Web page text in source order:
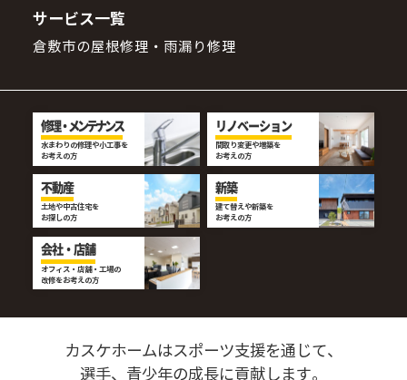
サービス一覧
倉敷市の屋根修理・雨漏り修理
修理・メンテナンス
水まわりの修理や小工事を
お考えの方
リノベーション
間取り変更や増築を
お考えの方
不動産
土地や中古住宅を
お探しの方
新築
建て替えや新築を
お考えの方
会社・店舗
オフィス・店舗・工場の
改修をお考えの方
カスケホームはスポーツ支援を通じて、
選手、青少年の成長に貢献します。